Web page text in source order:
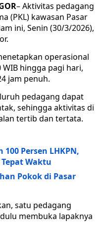
– Aktivitas pedagang
(PKL) kawasan Pasar
ini, Senin (30/3/2026),
operasional
hingga pagi hari,
jam penuh.
pedagang dapat
sehingga aktivitas di
tertib dan tertata.
Persen LHKPN,
Waktu
Pokok di Pasar
satu pedagang
membuka lapaknya